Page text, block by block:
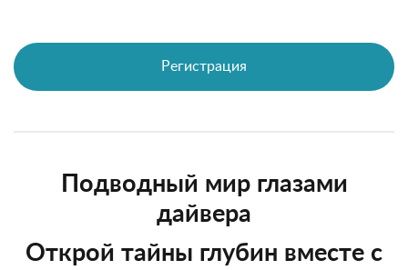
Регистрация
Подводный мир глазами
дайвера
Открой тайны глубин вместе с